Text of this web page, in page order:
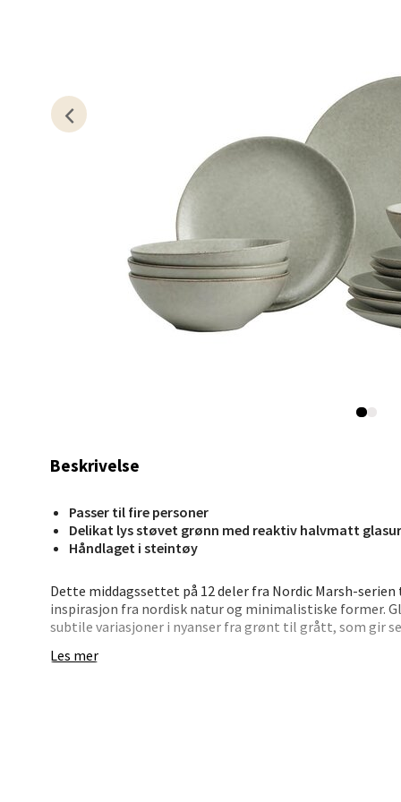
Beskrivelse
Passer til fire personer
Delikat lys støvet grønn med reaktiv halvmatt glasur
Håndlaget i steintøy
Dette middagssettet på 12 deler fra Nordic Marsh-
inspirasjon fra nordisk natur og minimalistiske former.
subtile variasjoner i nyanser fra grønt til grått, som gir
Alle delene er håndlaget i steintøy, noe som betyr at
Les mer
Erich
0 i